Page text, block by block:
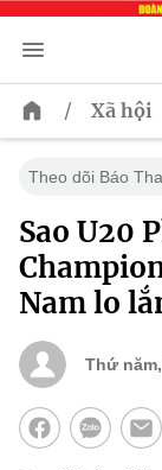
/ Xã hội
Theo dõi Báo
Sao U20
Nam lo
Thứ